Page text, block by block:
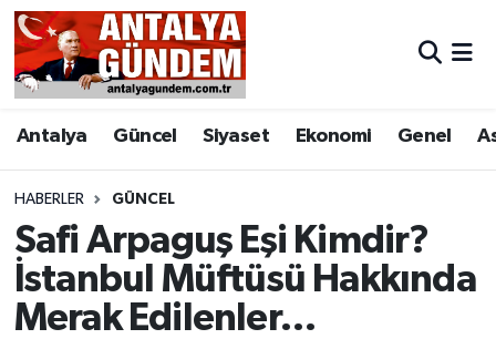
Antalya Güncel Siyaset Ekonomi Genel
HABERLER GÜNCEL
Safi Arpaguş Eşi Kimdir?
İstanbul Müftüsü Hakkında
Merak Edilenler…
Antalya
Asayiş
Bilim & Teknoloji
Bölge
EĞİTİM
Antalya Nöbetçi Eczaneler
Antalya Hava Durumu
Antalya Namaz Vakitleri
Antalya Trafik Yoğunluk Haritası
Süper Lig Puan Durumu ve Fikstür